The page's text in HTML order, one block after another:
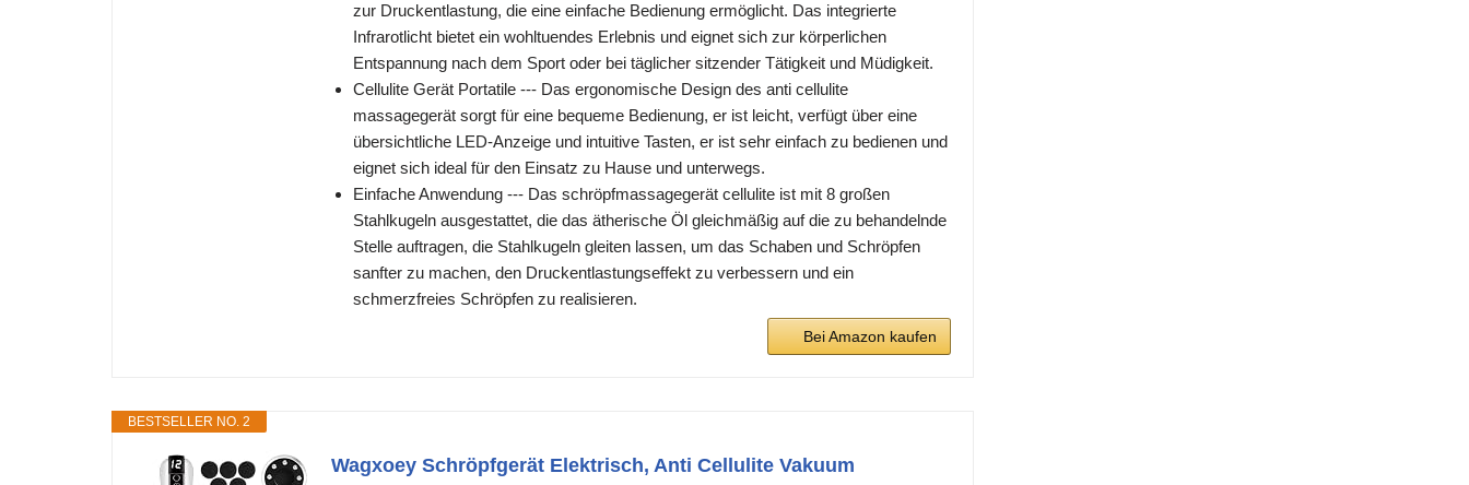
zur Druckentlastung, die eine einfache Bedienung ermöglicht. Das integrierte
Infrarotlicht bietet ein wohltuendes Erlebnis und eignet sich zur körperlichen
Entspannung nach dem Sport oder bei täglicher sitzender Tätigkeit und Müdigkeit.
Cellulite Gerät Portatile --- Das ergonomische Design des anti cellulite
massagegerät sorgt für eine bequeme Bedienung, er ist leicht, verfügt über eine
übersichtliche LED-Anzeige und intuitive Tasten, er ist sehr einfach zu bedienen und
eignet sich ideal für den Einsatz zu Hause und unterwegs.
Einfache Anwendung --- Das schröpfmassagegerät cellulite ist mit 8 großen
Stahlkugeln ausgestattet, die das ätherische Öl gleichmäßig auf die zu behandelnde
Stelle auftragen, die Stahlkugeln gleiten lassen, um das Schaben und Schröpfen
sanfter zu machen, den Druckentlastungseffekt zu verbessern und ein
schmerzfreies Schröpfen zu realisieren.
Bei Amazon kaufen
BESTSELLER NO. 2
Wagxoey Schröpfgerät Elektrisch, Anti Cellulite Vakuum